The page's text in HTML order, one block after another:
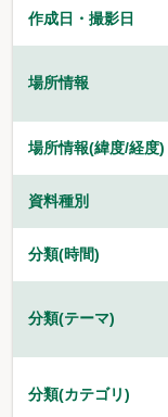
作成日・撮影日
場所情報
場所情報(緯度/経度)
資料種別
分類(時間)
分類(テーマ)
分類(カテゴリ)